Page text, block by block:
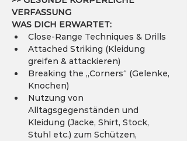
VERFASSUNG
WAS DICH ERWARTET:
Close-Range Techniques & Drills
Attached Striking (Kleidung
greifen & attackieren)
Breaking the „Corners“ (Gelenke,
Knochen)
Nutzung von
Alltagsgegenständen und
Kleidung (Jacke, Shirt, Stock,
Stuhl etc.) zum Schützen,